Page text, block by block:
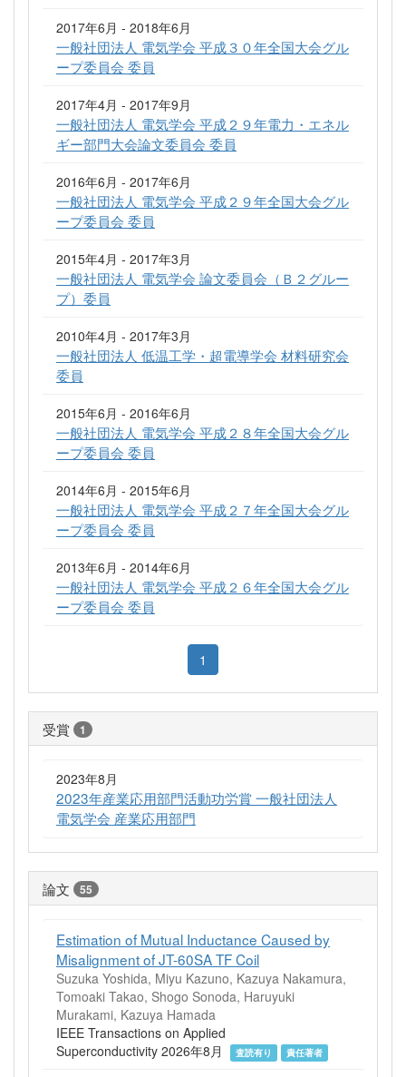
2017年6月 - 2018年6月
一般社団法人 電気学会 平成３０年全国大会グル
ープ委員会 委員
2017年4月 - 2017年9月
一般社団法人 電気学会 平成２９年電力・エネル
ギー部門大会論文委員会 委員
2016年6月 - 2017年6月
一般社団法人 電気学会 平成２９年全国大会グル
ープ委員会 委員
2015年4月 - 2017年3月
一般社団法人 電気学会 論文委員会（Ｂ２グルー
プ）委員
2010年4月 - 2017年3月
一般社団法人 低温工学・超電導学会 材料研究会
委員
2015年6月 - 2016年6月
一般社団法人 電気学会 平成２８年全国大会グル
ープ委員会 委員
2014年6月 - 2015年6月
一般社団法人 電気学会 平成２７年全国大会グル
ープ委員会 委員
2013年6月 - 2014年6月
一般社団法人 電気学会 平成２６年全国大会グル
ープ委員会 委員
1
受賞 1
2023年8月
2023年産業応用部門活動功労賞 一般社団法人
電気学会 産業応用部門
論文 55
Estimation of Mutual Inductance Caused by
Misalignment of JT-60SA TF Coil
Suzuka Yoshida, Miyu Kazuno, Kazuya Nakamura,
Tomoaki Takao, Shogo Sonoda, Haruyuki
Murakami, Kazuya Hamada
IEEE Transactions on Applied
Superconductivity 2026年8月
査読有り 責任著者